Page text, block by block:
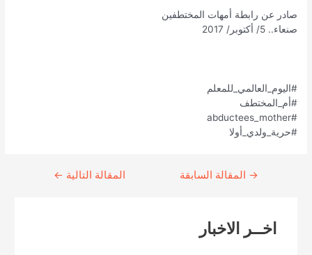
صادر عن رابطة أمهات المختطفين
صنعاء.. 5/ أكتوبر/ 2017
#اليوم_العالمي_للمعلم
#أم_المختطف
#abductees_mother
#حرية_ولدي_أولا
Continue
→ المقالة السابقة المقالة التالية ←
اخــر الاخبار